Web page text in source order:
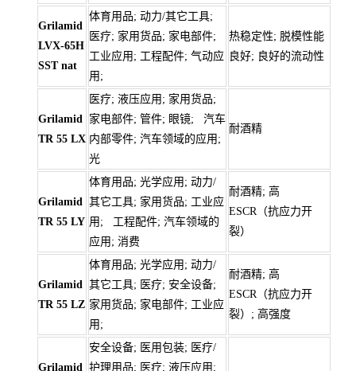
Grilamid
LVX-65H
SST nat
体育用品; 动力/其它工具;
医疗; 家用货品; 家电部件;
工业应用; 工程配件; 气动应
用;
热稳定性; 脱模性能
良好; 良好的流动性
Grilamid
TR 55 LX
医疗; 液压应用; 家用货品;
家电部件; 管件; 眼镜; 汽车
内部零件; 汽车领域的应用;
光
耐酒精
Grilamid
TR 55 LY
体育用品; 光学应用; 动力/
其它工具; 家用货品; 工业应
用; 工程配件; 汽车领域的
应用; 消费
耐酒精; 高
ESCR（抗应力开
裂）
Grilamid
TR 55 LZ
体育用品; 光学应用; 动力/
其它工具; 医疗; 安全设备;
家用货品; 家电部件; 工业应
用;
耐酒精; 高
ESCR（抗应力开
裂）; 高强度
Grilamid
安全设备; 医用包装; 医疗/
护理用品; 医疗; 液压应用;